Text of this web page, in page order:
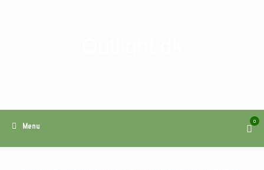
Menu
View
cart
0